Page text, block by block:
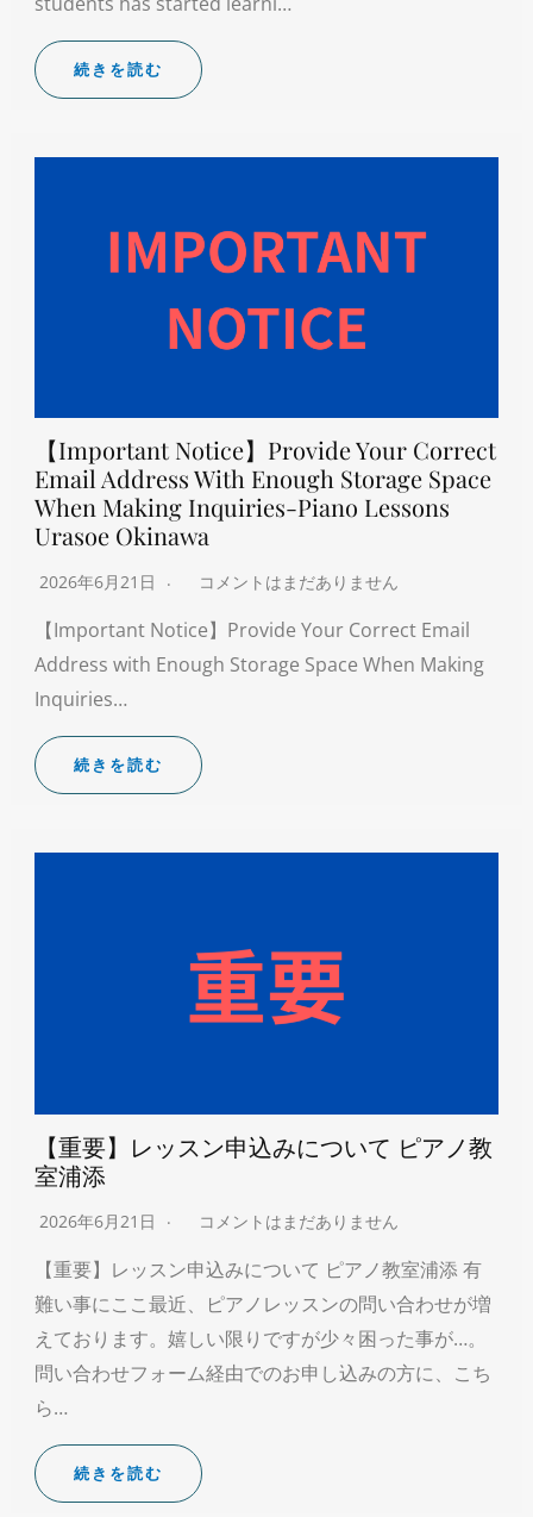
続きを読む
【Important Notice】Provide Your Correct
Email Address With Enough Storage Space
When Making Inquiries-Piano Lessons
Urasoe Okinawa
2026年6月21日 コメントはまだありません
【Important Notice】Provide Your Correct Email
Address with Enough Storage Space When Making
Inquiries…
続きを読む
【重要】レッスン申込みについて ピアノ教
室浦添
2026年6月21日 コメントはまだありません
【重要】レッスン申込みについて ピアノ教室浦添 有
難い事にここ最近、ピアノレッスンの問い合わせが増
えております。嬉しい限りですが少々困った事が…。
問い合わせフォーム経由でのお申し込みの方に、こち
ら…
続きを読む